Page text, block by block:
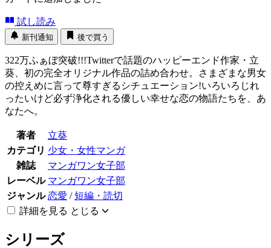
試し読み
新刊通知 後で買う
322万ふぁぼ突破!!!Twitterで話題のハッピーエンド作家・立
葵、初の完全オリジナル作品の詰め合わせ。さまざまな男女
の控えめに言って尊すぎるシチュエーション!いろいろじれ
ったいけど必ず浄化される優しい幸せな恋の物語たちを、あ
なたへ。
著者
立葵
カテゴリ 少女・女性マンガ
雑誌
マンガワン女子部
レーベル マンガワン女子部
ジャンル 恋愛 /短編・読切
詳細を見る とじる
シリーズ